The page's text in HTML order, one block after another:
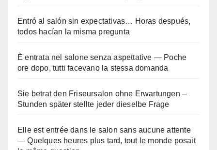
Entró al salón sin expectativas… Horas después,
todos hacían la misma pregunta
È entrata nel salone senza aspettative — Poche
ore dopo, tutti facevano la stessa domanda
Sie betrat den Friseursalon ohne Erwartungen –
Stunden später stellte jeder dieselbe Frage
Elle est entrée dans le salon sans aucune attente
— Quelques heures plus tard, tout le monde posait